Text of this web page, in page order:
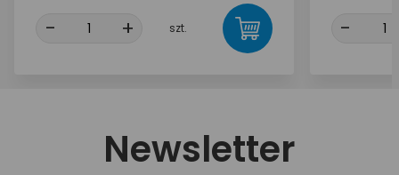
- + szt. -
Newsletter